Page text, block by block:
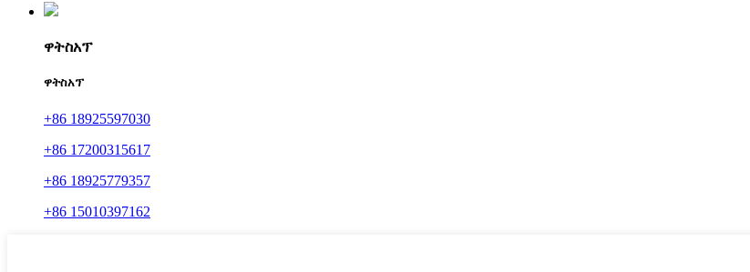
ዋትስአፕ
ዋትስአፕ
+86 18925597030
+86 17200315617
+86 18925779357
+86 15010397162